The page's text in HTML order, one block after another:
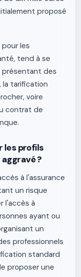
proposé
les
tend à se
présentant des
tarification
voire
contrat de
les profils
?
à l'assurance
un risque
l'accès à
ayant ou
un
professionnels
standard
proposer une